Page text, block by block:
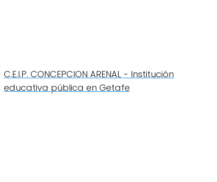
C.E.I.P. CONCEPCION ARENAL - Institución
educativa pública en Getafe